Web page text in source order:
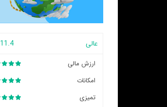
عالی 11.4 از 10
ارزش مالی
امکانات
تمیزی